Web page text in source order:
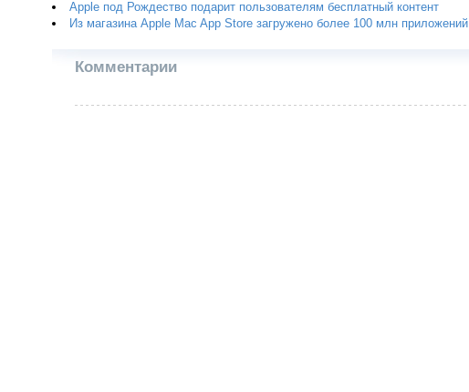
Apple под Рождество подарит пользователям бесплатный контент
Из магазина Apple Mac App Store загружено более 100 млн приложений
Комментарии